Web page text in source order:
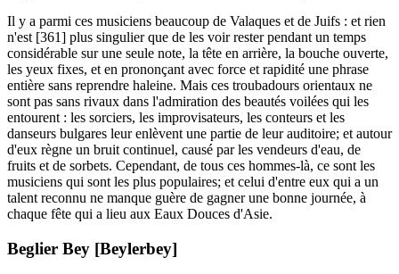
Il y a parmi ces musiciens beaucoup de Valaques et de Juifs : et rien
n'est [361] plus singulier que de les voir rester pendant un temps
considérable sur une seule note, la tête en arrière, la bouche ouverte,
les yeux fixes, et en prononçant avec force et rapidité une phrase
entière sans reprendre haleine. Mais ces troubadours orientaux ne
sont pas sans rivaux dans l'admiration des beautés voilées qui les
entourent : les sorciers, les improvisateurs, les conteurs et les
danseurs bulgares leur enlèvent une partie de leur auditoire; et autour
d'eux règne un bruit continuel, causé par les vendeurs d'eau, de
fruits et de sorbets. Cependant, de tous ces hommes-là, ce sont les
musiciens qui sont les plus populaires; et celui d'entre eux qui a un
talent reconnu ne manque guère de gagner une bonne journée, à
chaque fête qui a lieu aux Eaux Douces d'Asie.
Beglier Bey [Beylerbey]